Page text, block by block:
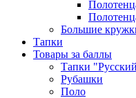
Большие
Тапки
Товары за баллы
Тапки
Рубашки
Поло